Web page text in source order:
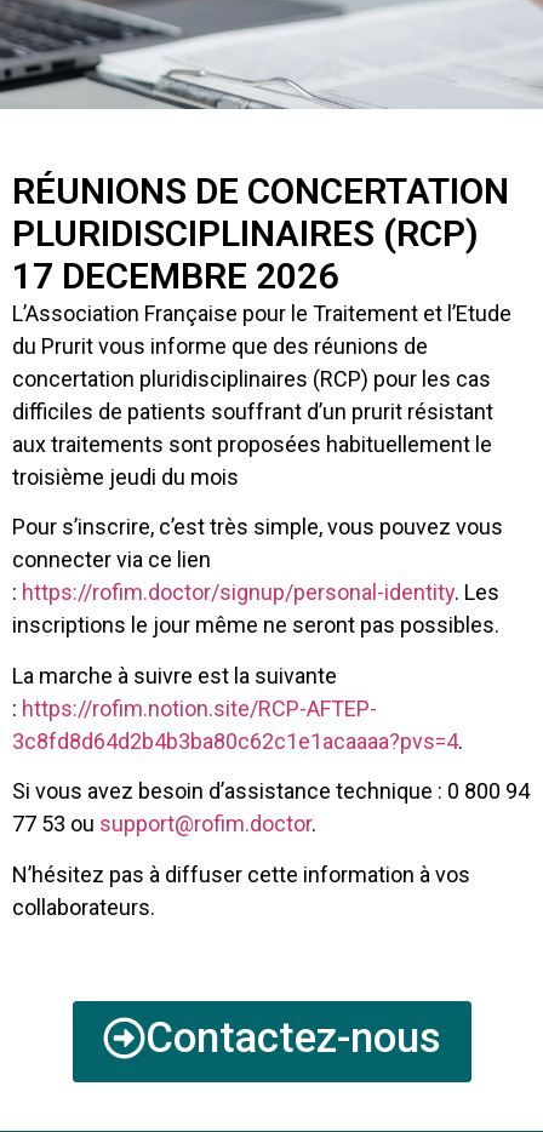
RÉUNIONS DE CONCERTATION
PLURIDISCIPLINAIRES (RCP)
17 DECEMBRE 2026
L’Association Française pour le Traitement et l’Etude
du Prurit vous informe que des réunions de
concertation pluridisciplinaires (RCP) pour les cas
difficiles de patients souffrant d’un prurit résistant
aux traitements sont proposées habituellement le
troisième jeudi du mois
Pour s’inscrire, c’est très simple, vous pouvez vous
connecter via ce lien
: https://rofim.doctor/signup/personal-identity. Les
inscriptions le jour même ne seront pas possibles.
La marche à suivre est la suivante
: https://rofim.notion.site/RCP-AFTEP-
3c8fd8d64d2b4b3ba80c62c1e1acaaaa?pvs=4.
Si vous avez besoin d’assistance technique : 0 800 94
77 53 ou support@rofim.doctor.
N’hésitez pas à diffuser cette information à vos
collaborateurs.
Contactez-nous